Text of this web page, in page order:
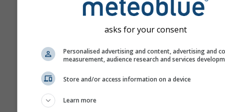
Tato předpověď je
pomocí modelů
přesnější odhad
modelu s různými
asks for your consent
Personalised advertising and content, advertising and
measurement, audience research and services
Store and/or access information on a device
Learn more